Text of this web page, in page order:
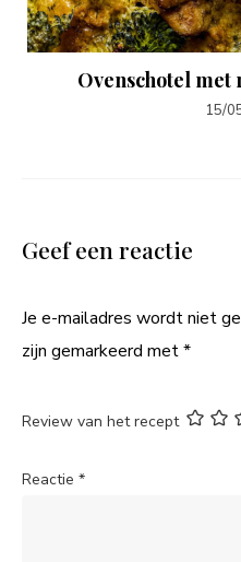
Ovenschotel
15/
Geef een reactie
Je e-mailadres wordt niet
zijn gemarkeerd met*
Review van het recept
Reactie *